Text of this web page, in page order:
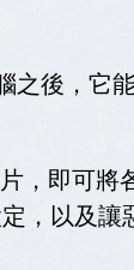
之後，它
，即可將
，以及讓